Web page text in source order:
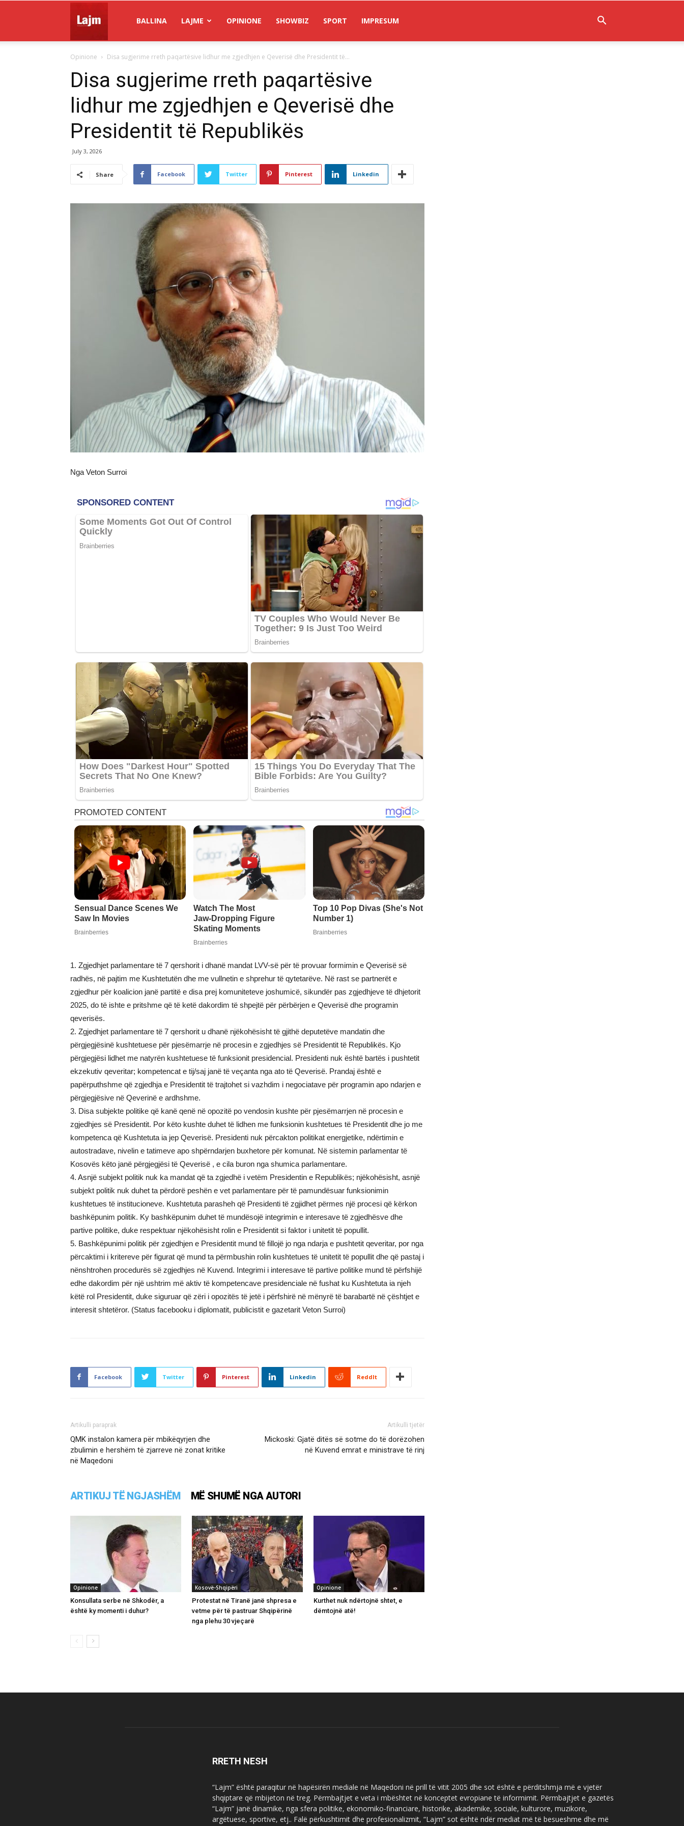
Lajm
BALLINA LAJME OPINIONE SHOWBIZ SPORT IMPRESUM
Opinione Disa sugjerime rreth paqartësive lidhur me zgjedhjen e Qeverisë dhe Presidentit të...
Disa sugjerime rreth paqartësive
lidhur me zgjedhjen e Qeverisë dhe
Presidentit të Republikës
July 3, 2026
Share Facebook Twitter Pinterest Linkedin
Nga Veton Surroi
1. Zgjedhjet parlamentare të 7 qershorit i dhanë mandat LVV-së për të provuar formimin e Qeverisë së
radhës, në pajtim me Kushtetutën dhe me vullnetin e shprehur të qytetarëve. Në rast se partnerët e
zgjedhur për koalicion janë partitë e disa prej komuniteteve joshumicë, sikundër pas zgjedhjeve të dhjetorit
2025, do të ishte e pritshme që të ketë dakordim të shpejtë për përbërjen e Qeverisë dhe programin
qeverisës.
2. Zgjedhjet parlamentare të 7 qershorit u dhanë njëkohësisht të gjithë deputetëve mandatin dhe
përgjegjësinë kushtetuese për pjesëmarrje në procesin e zgjedhjes së Presidentit të Republikës. Kjo
përgjegjësi lidhet me natyrën kushtetuese të funksionit presidencial. Presidenti nuk është bartës i pushtetit
ekzekutiv qeveritar; kompetencat e tij/saj janë të veçanta nga ato të Qeverisë. Prandaj është e
papërputhshme që zgjedhja e Presidentit të trajtohet si vazhdim i negociatave për programin apo ndarjen e
përgjegjësive në Qeverinë e ardhshme.
3. Disa subjekte politike që kanë qenë në opozitë po vendosin kushte për pjesëmarrjen në procesin e
zgjedhjes së Presidentit. Por këto kushte duhet të lidhen me funksionin kushtetues të Presidentit dhe jo me
kompetenca që Kushtetuta ia jep Qeverisë. Presidenti nuk përcakton politikat energjetike, ndërtimin e
autostradave, nivelin e tatimeve apo shpërndarjen buxhetore për komunat. Në sistemin parlamentar të
Kosovës këto janë përgjegjësi të Qeverisë , e cila buron nga shumica parlamentare.
4. Asnjë subjekt politik nuk ka mandat që ta zgjedhë i vetëm Presidentin e Republikës; njëkohësisht, asnjë
subjekt politik nuk duhet ta përdorë peshën e vet parlamentare për të pamundësuar funksionimin
kushtetues të institucioneve. Kushtetuta parasheh që Presidenti të zgjidhet përmes një procesi që kërkon
bashkëpunim politik. Ky bashkëpunim duhet të mundësojë integrimin e interesave të zgjedhësve dhe
partive politike, duke respektuar njëkohësisht rolin e Presidentit si faktor i unitetit të popullit.
5. Bashkëpunimi politik për zgjedhjen e Presidentit mund të fillojë jo nga ndarja e pushtetit qeveritar, por nga
përcaktimi i kritereve për figurat që mund ta përmbushin rolin kushtetues të unitetit të popullit dhe që pastaj i
nënshtrohen procedurës së zgjedhjes në Kuvend. Integrimi i interesave të partive politike mund të përfshijë
edhe dakordim për një ushtrim më aktiv të kompetencave presidenciale në fushat ku Kushtetuta ia njeh
këtë rol Presidentit, duke siguruar që zëri i opozitës të jetë i përfshirë në mënyrë të barabartë në çështjet e
interesit shtetëror. (Status facebooku i diplomatit, publicistit e gazetarit Veton Surroi)
Facebook Twitter Pinterest Linkedin ReddIt
Artikulli paraprak
QMK instalon kamera për mbikëqyrjen dhe
zbulimin e hershëm të zjarreve në zonat kritike
në Maqedoni
Artikulli tjetër
Mickoski: Gjatë ditës së sotme do të dorëzohen
në Kuvend emrat e ministrave të rinj
ARTIKUJ TË NGJASHËM MË SHUMË NGA AUTORI
Opinione
Konsullata serbe në Shkodër, a
është ky momenti i duhur?
Kosovë-Shqipëri
Protestat në Tiranë janë shpresa e
vetme për të pastruar Shqipërinë
nga plehu 30 vjeçarë
Opinione
Kurthet nuk ndërtojnë shtet, e
dëmtojnë atë!
RRETH NESH
“Lajm” është paraqitur në hapësirën mediale në Maqedoni në prill të vitit 2005 dhe sot është e përditshmja më e vjetër
shqiptare që mbijeton në treg. Përmbajtjet e veta i mbështet në konceptet evropiane të informimit. Përmbajtjet e gazetës
“Lajm” janë dinamike, nga sfera politike, ekonomiko-financiare, historike, akademike, sociale, kulturore, muzikore,
argëtuese, sportive, etj.. Falë përkushtimit dhe profesionalizmit, “Lajm” sot është ndër mediat më të besueshme dhe më